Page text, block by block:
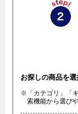
お探しの商品を選
※「カテゴリ」「
索機能から選び